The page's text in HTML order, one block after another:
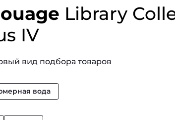
Library
IV
вид подбора товаров
вода